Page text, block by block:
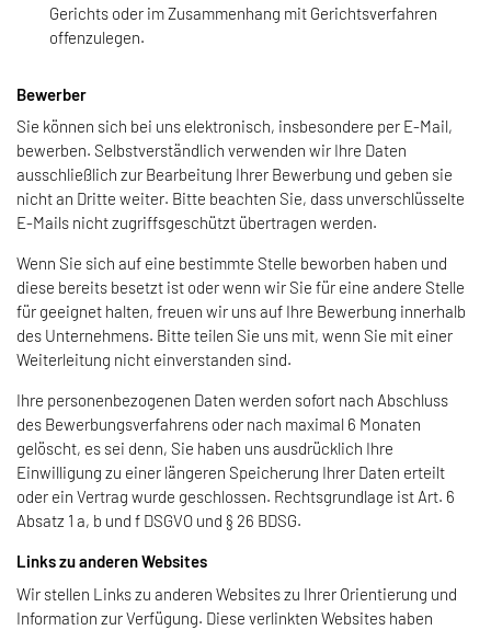
Gerichts oder im Zusammenhang mit Gerichtsverfahren
offenzulegen.
Bewerber
Sie können sich bei uns elektronisch, insbesondere per E-Mail,
bewerben. Selbstverständlich verwenden wir Ihre Daten
ausschließlich zur Bearbeitung Ihrer Bewerbung und geben sie
nicht an Dritte weiter. Bitte beachten Sie, dass unverschlüsselte
E-Mails nicht zugriffsgeschützt übertragen werden.
Wenn Sie sich auf eine bestimmte Stelle beworben haben und
diese bereits besetzt ist oder wenn wir Sie für eine andere Stelle
für geeignet halten, freuen wir uns auf Ihre Bewerbung innerhalb
des Unternehmens. Bitte teilen Sie uns mit, wenn Sie mit einer
Weiterleitung nicht einverstanden sind.
Ihre personenbezogenen Daten werden sofort nach Abschluss
des Bewerbungsverfahrens oder nach maximal 6 Monaten
gelöscht, es sei denn, Sie haben uns ausdrücklich Ihre
Einwilligung zu einer längeren Speicherung Ihrer Daten erteilt
oder ein Vertrag wurde geschlossen. Rechtsgrundlage ist Art. 6
Absatz 1 a, b und f DSGVO und § 26 BDSG.
Links zu anderen Websites
Wir stellen Links zu anderen Websites zu Ihrer Orientierung und
Information zur Verfügung. Diese verlinkten Websites haben